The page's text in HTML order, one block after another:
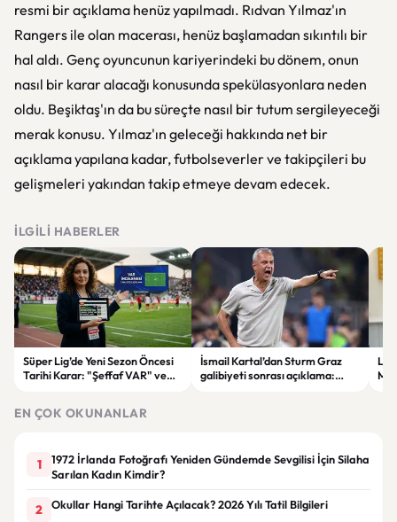
resmi bir açıklama henüz yapılmadı. Rıdvan Yılmaz'ın
Rangers ile olan macerası, henüz başlamadan sıkıntılı bir
hal aldı. Genç oyuncunun kariyerindeki bu dönem, onun
nasıl bir karar alacağı konusunda spekülasyonlara neden
oldu. Beşiktaş'ın da bu süreçte nasıl bir tutum sergileyeceği
merak konusu. Yılmaz'ın geleceği hakkında net bir
açıklama yapılana kadar, futbolseverler ve takipçileri bu
gelişmeleri yakından takip etmeye devam edecek.
İLGILI HABERLER
Süper Lig’de Yeni Sezon Öncesi
Tarihi Karar: "Şeffaf VAR" ve
İsmail Kartal’dan Sturm Graz
galibiyeti sonrası açıklama:
EN ÇOK OKUNANLAR
1
1972 İrlanda Fotoğrafı Yeniden Gündemde Sevgilisi İçin Silaha
Sarılan Kadın Kimdir?
2 Okullar Hangi Tarihte Açılacak? 2026 Yılı Tatil Bilgileri